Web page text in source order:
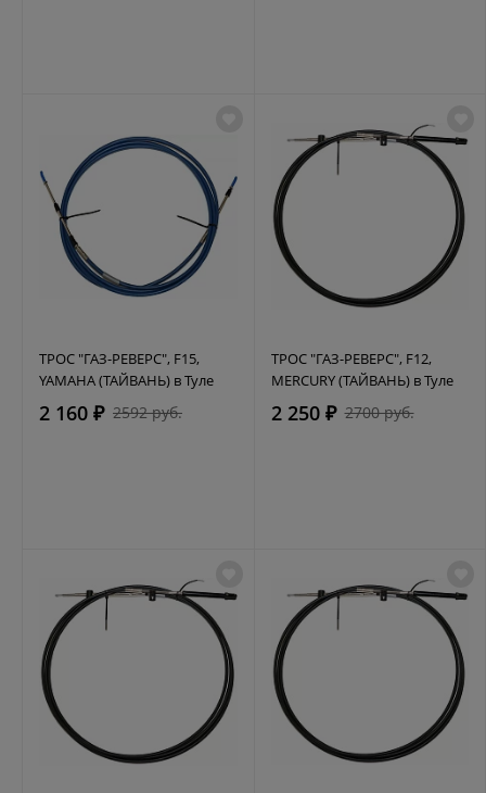
ТРОС "ГАЗ-РЕВЕРС", F15,
YAMAHA (ТАЙВАНЬ) в Туле
2 160 ₽ 2592 руб.
ТРОС "ГАЗ-РЕВЕРС", F12,
MERCURY (ТАЙВАНЬ) в Туле
2 250 ₽ 2700 руб.